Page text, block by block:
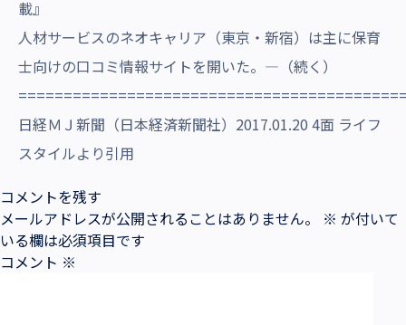
載』
人材サービスのネオキャリア（東京・新宿）は主に保育
士向けの口コミ情報サイトを開いた。―（続く）
日経ＭＪ新聞（日本経済新聞社）2017.01.20 4面 ライフ
スタイルより引用
コメントを残す
メールアドレスが公開されることはありません。
※ が付いて
いる欄は必須項目です
コメント ※